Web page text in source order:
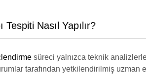
Tespiti Nasıl Yapılır?
süreci yalnızca teknik
tarafından yetkilendirilmiş uzman